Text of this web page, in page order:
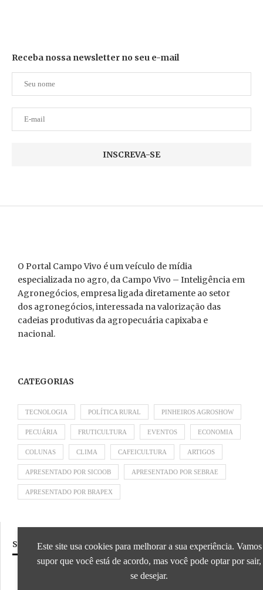
Receba nossa newsletter no seu e-mail
O Portal Campo Vivo é um veículo de mídia
especializada no agro, da Campo Vivo – Inteligência em
Agronegócios, empresa ligada diretamente ao setor
dos agronegócios, interessada na valorização das
cadeias produtivas da agropecuária capixaba e
nacional.
CATEGORIAS
TECNOLOGIA POLÍTICA RURAL PINHEIROS AGROSHOW
PECUÁRIA FRUTICULTURA EVENTOS ECONOMIA
COLUNAS CLIMA CAFEICULTURA ARTIGOS
APRESENTADO POR SICOOB APRESENTADO POR SEBRAE
APRESENTADO POR BRAPEX
SIGA NOSSAS REDES SOCIAIS
Este site usa cookies para melhorar a sua experiência. Vamos
supor que você está de acordo, mas você pode optar por sair,
se desejar.